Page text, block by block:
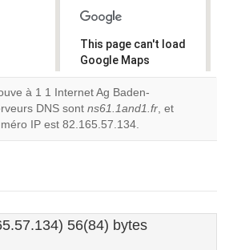
This page can't load
Google Maps
correctly.
Do you
own this
à 1 1 Internet Ag Baden-
DNS sont ns61.1and1.fr, et
IP est 82.165.57.134.
56(84) bytes